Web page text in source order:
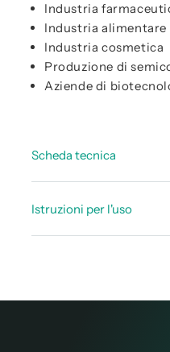
Industria
Industria alimentare
Industria cosmetica
Produzione di
Aziende di
Scheda tecnica
Istruzioni per l'uso